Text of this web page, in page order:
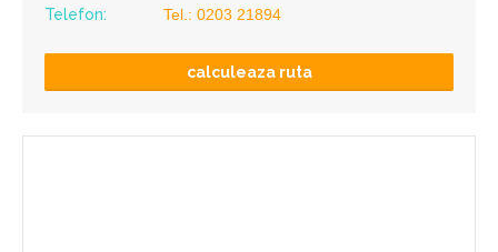
Telefon:
Tel.: 0203 21894
calculeaza ruta